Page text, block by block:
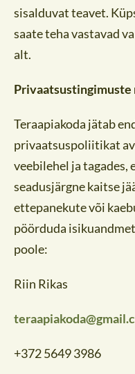
sisalduvat teavet.
saate teha vastavad
alt.
Privaatsustingimuste
Teraapiakoda jätab
privaatsuspoliitikat
veebilehel ja
seadusjärgne kaitse
ettepanekute või
pöörduda
poole:
Riin Rikas
+372 5649 3986